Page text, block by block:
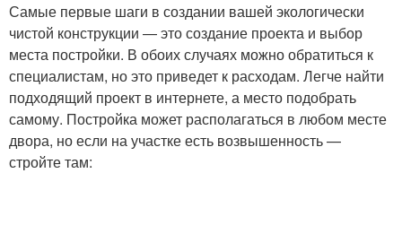
Самые первые шаги в создании вашей экологически
чистой конструкции — это создание проекта и выбор
места постройки. В обоих случаях можно обратиться к
специалистам, но это приведет к расходам. Легче найти
подходящий проект в интернете, а место подобрать
самому. Постройка может располагаться в любом месте
двора, но если на участке есть возвышенность —
стройте там: